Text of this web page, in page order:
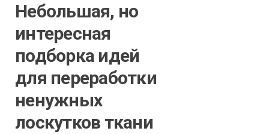
Небольшая, но
интересная
подборка идей
для переработки
ненужных
лоскутков ткани